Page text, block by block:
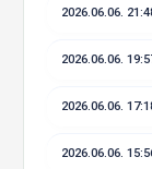
2026.06.06.
2026.06.06.
2026.06.06.
2026.06.06.